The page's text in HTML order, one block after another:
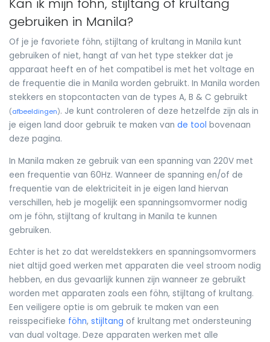
Kan ik mijn föhn, stijltang of krultang
gebruiken in Manila?
Of je je favoriete föhn, stijltang of krultang in Manila kunt
gebruiken of niet, hangt af van het type stekker dat je
apparaat heeft en of het compatibel is met het voltage en
de frequentie die in Manila worden gebruikt. In Manila worden
stekkers en stopcontacten van de types A, B & C gebruikt
(afbeeldingen). Je kunt controleren of deze hetzelfde zijn als in
je eigen land door gebruik te maken van de tool bovenaan
deze pagina.
In Manila maken ze gebruik van een spanning van 220V met
een frequentie van 60Hz. Wanneer de spanning en/of de
frequentie van de elektriciteit in je eigen land hiervan
verschillen, heb je mogelijk een spanningsomvormer nodig
om je föhn, stijltang of krultang in Manila te kunnen
gebruiken.
Echter is het zo dat wereldstekkers en spanningsomvormers
niet altijd goed werken met apparaten die veel stroom nodig
hebben, en dus gevaarlijk kunnen zijn wanneer ze gebruikt
worden met apparaten zoals een föhn, stijltang of krultang.
Een veiligere optie is om gebruik te maken van een
reisspecifieke föhn, stijltang of krultang met ondersteuning
van dual voltage. Deze apparaten werken met alle